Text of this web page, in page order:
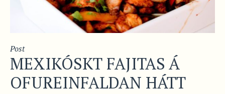
Post
MEXIKÓSKT FAJITAS Á
OFUREINFALDAN HÁTT